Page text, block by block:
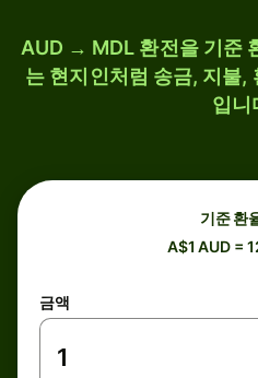
AUD → MDL 환전을 기준
는 현지인처럼 송금, 지불,
입니
기준 환
A$1 AUD =
금액